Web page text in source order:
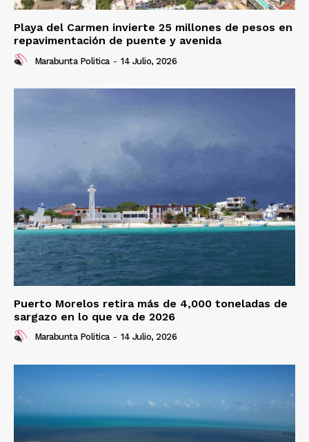
Playa del Carmen invierte 25 millones de pesos en
repavimentación de puente y avenida
Marabunta Politica - 14 Julio, 2026
Puerto Morelos retira más de 4,000 toneladas de
sargazo en lo que va de 2026
Marabunta Politica - 14 Julio, 2026